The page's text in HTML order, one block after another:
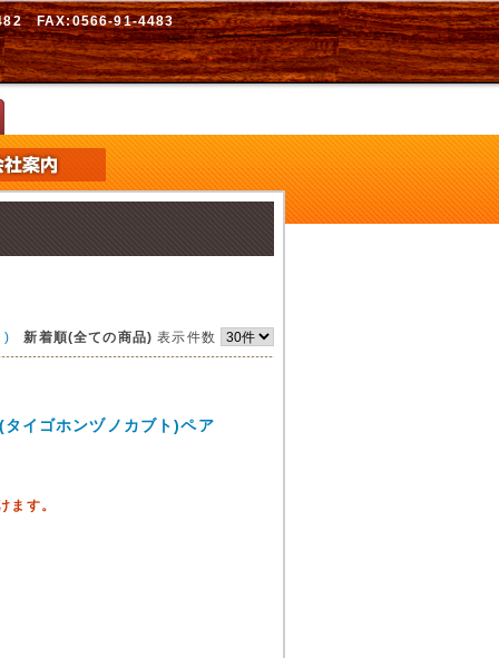
FAX:0566-91-4483
) 新着順(全ての商品) 表示件数
タイゴホンヅノカブト)ペア
ます。